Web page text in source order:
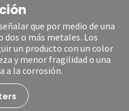
que por medio de una
dos o más metales. Los
un producto con un color
y menor fragilidad o una
a la corrosión.